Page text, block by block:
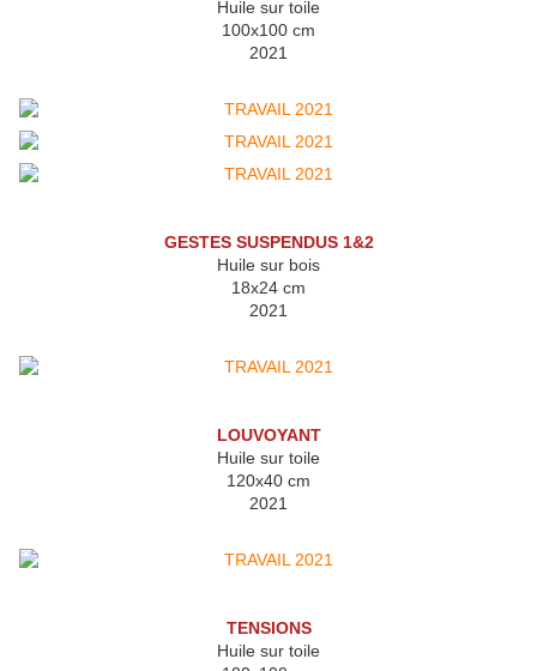
Huile sur toile
100x100 cm
2021
GESTES SUSPENDUS 1&2
Huile sur bois
18x24 cm
2021
LOUVOYANT
Huile sur toile
120x40 cm
2021
TENSIONS
Huile sur toile